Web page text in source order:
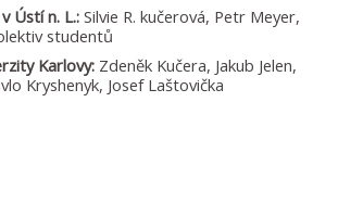
Ústí n. L.: Silvie R. kučerová, Petr Meyer,
studentů
Karlovy: Zdeněk Kučera, Jakub Jelen,
Kryshenyk, Josef Laštovička